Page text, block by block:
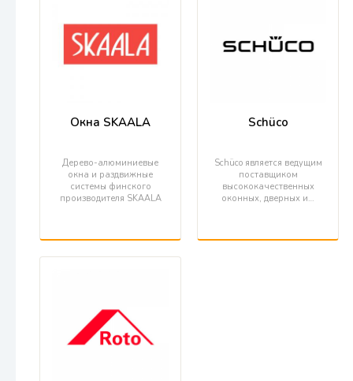
Окна SKAALA
Дерево-алюминиевые
окна и раздвижные
системы финского
производителя SKAALA
Schüco
Schüco является ведущим
поставщиком
высококачественных
оконных, дверных и…